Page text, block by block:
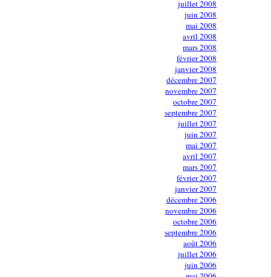
juillet 2008
juin 2008
mai 2008
avril 2008
mars 2008
février 2008
janvier 2008
décembre 2007
novembre 2007
octobre 2007
septembre 2007
juillet 2007
juin 2007
mai 2007
avril 2007
mars 2007
février 2007
janvier 2007
décembre 2006
novembre 2006
octobre 2006
septembre 2006
août 2006
juillet 2006
juin 2006